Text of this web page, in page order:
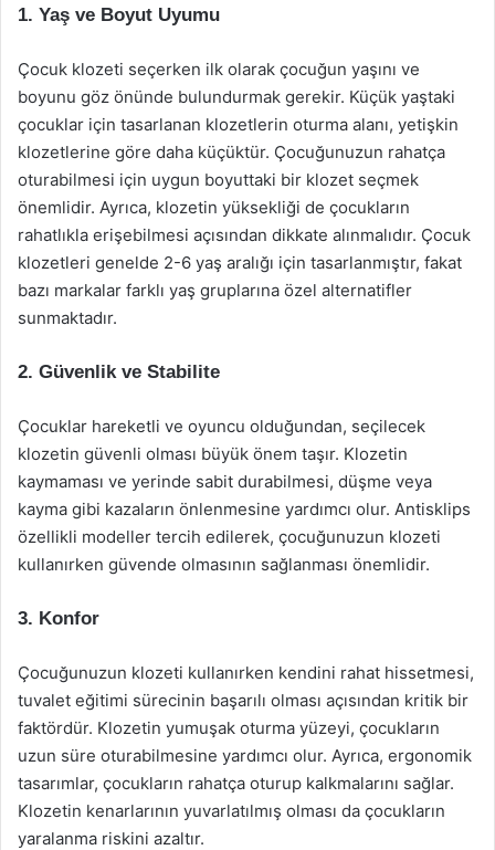
1. Yaş ve Boyut Uyumu
Çocuk klozeti seçerken ilk olarak çocuğun yaşını ve
boyunu göz önünde bulundurmak gerekir. Küçük yaştaki
çocuklar için tasarlanan klozetlerin oturma alanı, yetişkin
klozetlerine göre daha küçüktür. Çocuğunuzun rahatça
oturabilmesi için uygun boyuttaki bir klozet seçmek
önemlidir. Ayrıca, klozetin yüksekliği de çocukların
rahatlıkla erişebilmesi açısından dikkate alınmalıdır. Çocuk
klozetleri genelde 2-6 yaş aralığı için tasarlanmıştır, fakat
bazı markalar farklı yaş gruplarına özel alternatifler
sunmaktadır.
2. Güvenlik ve Stabilite
Çocuklar hareketli ve oyuncu olduğundan, seçilecek
klozetin güvenli olması büyük önem taşır. Klozetin
kaymaması ve yerinde sabit durabilmesi, düşme veya
kayma gibi kazaların önlenmesine yardımcı olur. Antisklips
özellikli modeller tercih edilerek, çocuğunuzun klozeti
kullanırken güvende olmasının sağlanması önemlidir.
3. Konfor
Çocuğunuzun klozeti kullanırken kendini rahat hissetmesi,
tuvalet eğitimi sürecinin başarılı olması açısından kritik bir
faktördür. Klozetin yumuşak oturma yüzeyi, çocukların
uzun süre oturabilmesine yardımcı olur. Ayrıca, ergonomik
tasarımlar, çocukların rahatça oturup kalkmalarını sağlar.
Klozetin kenarlarının yuvarlatılmış olması da çocukların
yaralanma riskini azaltır.